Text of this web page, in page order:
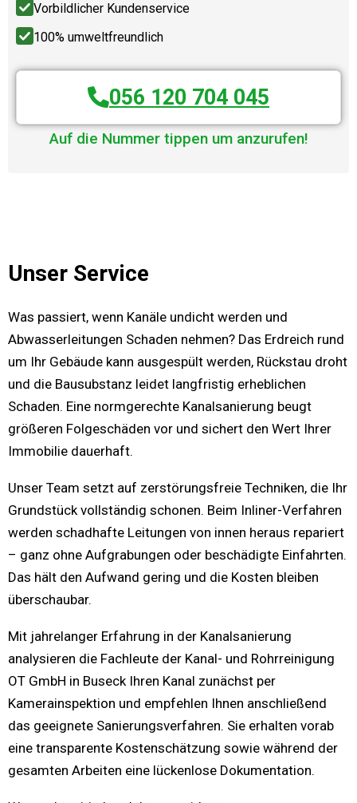
Vorbildlicher Kundenservice
100% umweltfreundlich
056 120 704 045
Auf die Nummer tippen um anzurufen!
Unser Service
Was passiert, wenn Kanäle undicht werden und
Abwasserleitungen Schaden nehmen? Das Erdreich rund
um Ihr Gebäude kann ausgespült werden, Rückstau droht
und die Bausubstanz leidet langfristig erheblichen
Schaden. Eine normgerechte Kanalsanierung beugt
größeren Folgeschäden vor und sichert den Wert Ihrer
Immobilie dauerhaft.
Unser Team setzt auf zerstörungsfreie Techniken, die Ihr
Grundstück vollständig schonen. Beim Inliner-Verfahren
werden schadhafte Leitungen von innen heraus repariert
– ganz ohne Aufgrabungen oder beschädigte Einfahrten.
Das hält den Aufwand gering und die Kosten bleiben
überschaubar.
Mit jahrelanger Erfahrung in der Kanalsanierung
analysieren die Fachleute der Kanal- und Rohrreinigung
OT GmbH in Buseck Ihren Kanal zunächst per
Kamerainspektion und empfehlen Ihnen anschließend
das geeignete Sanierungsverfahren. Sie erhalten vorab
eine transparente Kostenschätzung sowie während der
gesamten Arbeiten eine lückenlose Dokumentation.